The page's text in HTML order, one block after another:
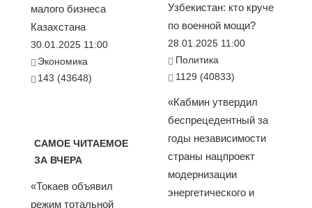
малого бизнеса
Казахстана
30.01.2025 11:00
Экономика
143 (43648)
САМОЕ ЧИТАЕМОЕ
ЗА ВЧЕРА
«Токаев объявил
режим тотальной
Узбекистан: кто круче
по военной мощи?
28.01.2025 11:00
Политика
1129 (40833)
«Кабмин утвердил
беспрецедентный за
годы независимости
страны нацпроект
модернизации
энергетического и